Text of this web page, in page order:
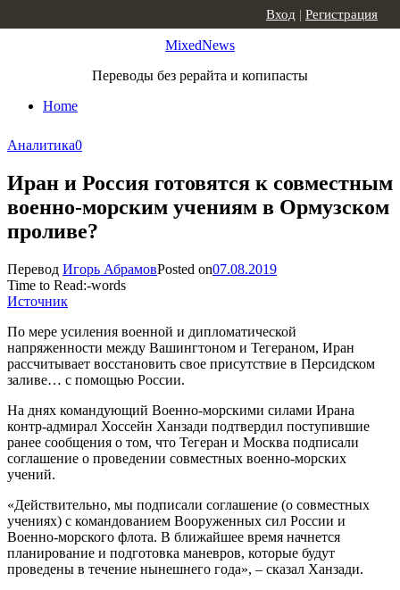
MixedNews
Переводы без рерайта и копипасты
Home
Вход | Регистрация
Аналитика0
Иран и Россия готовятся к совместным
военно-морским учениям в Ормузском
проливе?
Перевод Игорь АбрамовPosted on07.08.2019
Time to Read:-words
Источник
По мере усиления военной и дипломатической
напряженности между Вашингтоном и Тегераном, Иран
рассчитывает восстановить свое присутствие в Персидском
заливе… с помощью России.
На днях командующий Военно-морскими силами Ирана
контр-адмирал Хоссейн Ханзади подтвердил поступившие
ранее сообщения о том, что Тегеран и Москва подписали
соглашение о проведении совместных военно-морских
учений.
«Действительно, мы подписали соглашение (о совместных
учениях) с командованием Вооруженных сил России и
Военно-морского флота. В ближайшее время начнется
планирование и подготовка маневров, которые будут
проведены в течение нынешнего года», – сказал Ханзади.